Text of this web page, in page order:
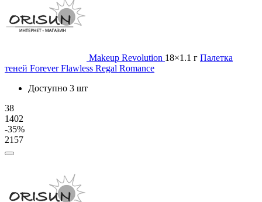
Makeup Revolution 18×1.1 г Палетка
теней Forever Flawless Regal Romance
Доступно 3 шт
38
1402
-35%
2157